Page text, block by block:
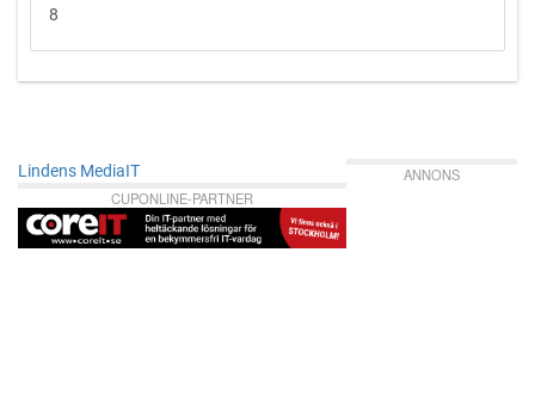
8
Lindens MediaIT
CUPONLINE-PARTNER
ANNONS